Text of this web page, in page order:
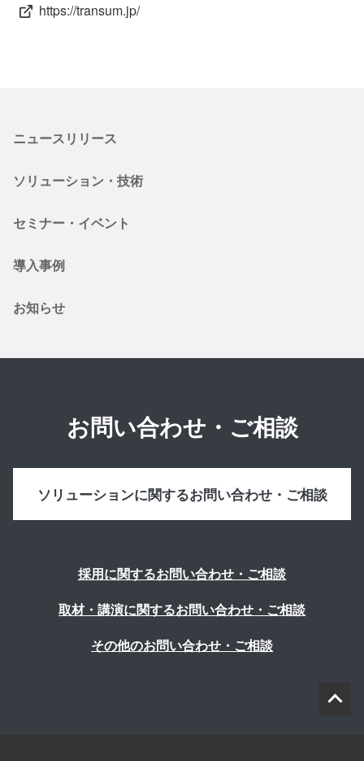
https://transum.jp/
ニュースリリース
ソリューション・技術
セミナー・イベント
導入事例
お知らせ
お問い合わせ・ご相談
ソリューションに関するお問い合わせ・ご相談
採用に関するお問い合わせ・ご相談
取材・講演に関するお問い合わせ・ご相談
その他のお問い合わせ・ご相談